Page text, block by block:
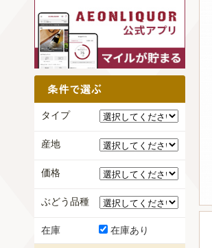
タイプ
産地
価格
ぶどう品種
在庫 在庫あり